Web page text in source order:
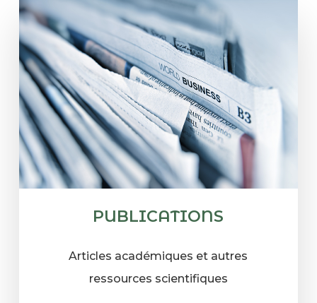
PUBLICATIONS
Articles académiques et autres
ressources scientifiques